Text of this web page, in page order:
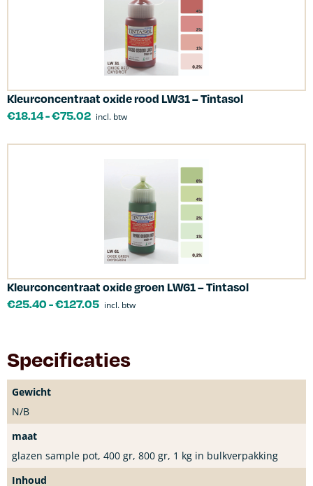
Kleurconcentraat oxide rood LW31 – Tintasol
€18.14-€75.02 incl. btw
Kleurconcentraat oxide groen LW61 – Tintasol
€25.40-€127.05 incl. btw
Specificaties
Gewicht
N/B
maat
glazen sample pot, 400 gr, 800 gr, 1 kg in bulkverpakking
Inhoud